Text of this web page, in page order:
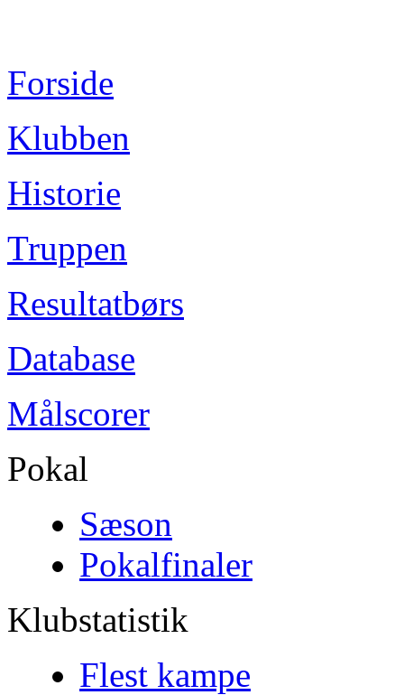
Forside
Klubben
Historie
Truppen
Resultatbørs
Database
Målscorer
Pokal
Sæson
Pokalfinaler
Klubstatistik
Flest kampe